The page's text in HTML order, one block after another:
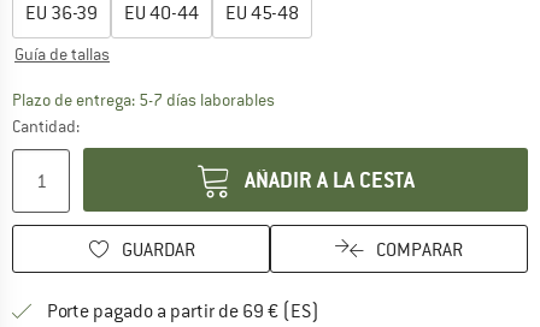
EU 36-39 EU 40-44 EU 45-48
Guía de tallas
Plazo de entrega: 5-7 días laborablesEl enlace se abre en una ventana
Cantidad:
AÑADIR A LA CESTA
GUARDAR COMPARAR
Porte pagado a partir de 69 € (ES)